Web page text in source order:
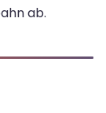
ab.